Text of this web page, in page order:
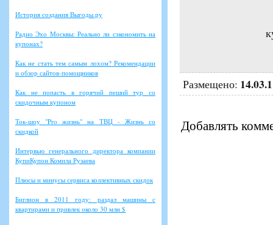
История создания Выгоды.ру
Радио Эхо Москвы: Реально ли сэкономить на
купонах?
Как не стать тем самым лохом? Рекомендации
и обзор сайтов-помощников
Как не попасть в горячий пеший тур со
скидочным купоном
Ток-шоу "Pro жизнь" на ТВЦ - Жизнь со
скидкой
Интервью генерального директора компании
КупиКупон Комила Рузаева
Плюсы и минусы сервиса коллективных скидок
Биглион в 2011 году: раздал машины с
квартирами и привлек около 30 млн $
Размещено:
Добавлять